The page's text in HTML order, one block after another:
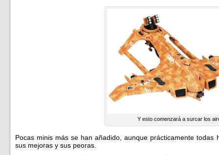
Y esto comenzará a surcar los
Pocas minis más se han añadido, aunque prácticamente
sus mejoras y sus peoras.